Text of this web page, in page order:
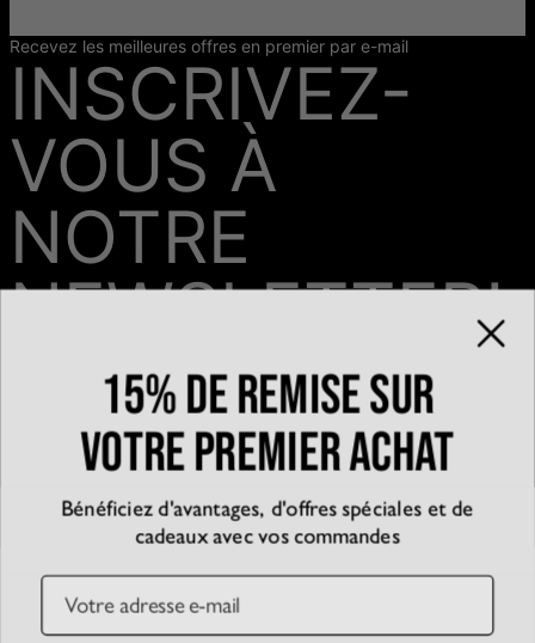
Recevez les meilleures offres en premier par e-mail
INSCRIVEZ-
VOUS À
NOTRE
NEWSLETTER!
QUI SOMMES-NOUS?
Blog
Partenariats
D’accessibilité
Témoignages
Suivre votre commande
SERVICE CLIENT
15% de remise sur
votre premier achat
Bénéficiez d'avantages, d'offres spéciales et de
cadeaux avec vos commandes
Email